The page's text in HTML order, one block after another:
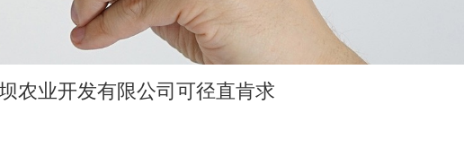
农业开发有限公司可径直肯求